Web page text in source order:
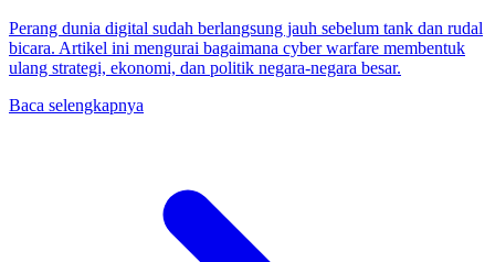
Perang dunia digital sudah berlangsung jauh sebelum tank dan rudal
bicara. Artikel ini mengurai bagaimana cyber warfare membentuk
ulang strategi, ekonomi, dan politik negara-negara besar.
Baca selengkapnya